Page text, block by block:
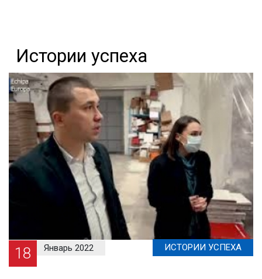
Proiecte de
asistență
Эл.
библиотека
Контакты
Истории успеха
18 Январь 2022 ИСТОРИИ УСПЕХА